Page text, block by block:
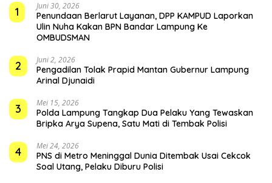
1
Juni 30, 2026
Penundaan Berlarut Layanan, DPP KAMPUD Laporkan
Ulin Nuha Kakan BPN Bandar Lampung Ke
OMBUDSMAN
2 Juni 2, 2026
Pengadilan Tolak Prapid Mantan Gubernur Lampung
Arinal Djunaidi
3 Mei 15, 2026
Polda Lampung Tangkap Dua Pelaku Yang Tewaskan
Bripka Arya Supena, Satu Mati di Tembak Polisi
4 Mei 24, 2026
PNS di Metro Meninggal Dunia Ditembak Usai Cekcok
Soal Utang, Pelaku Diburu Polisi